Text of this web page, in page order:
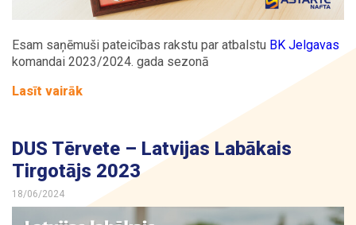
Esam saņēmuši pateicības rakstu par atbalstu BK Jelgavas
komandai 2023/2024. gada sezonā
Lasīt vairāk
DUS Tērvete – Latvijas Labākais
Tirgotājs 2023
18/06/2024